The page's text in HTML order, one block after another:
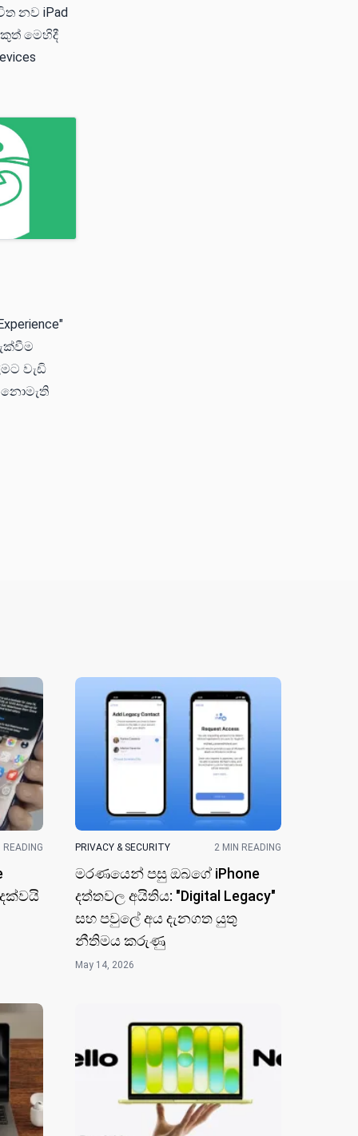
නව iPad
මෙහිදී
වැඩි
නොමැති
PRIVACY & SECURITY 2 MIN READING
මරණයෙන් පසු ඔබගේ iPhone
දත්තවල අයිතිය: "Digital Legacy"
සහ පවුලේ අය දැනගත යුතු
නීතිමය කරුණු
May 14, 2026